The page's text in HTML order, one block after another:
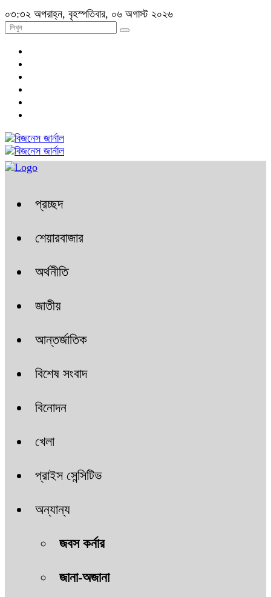
০৩:৩২ অপরাহ্ন, বৃহস্পতিবার, ০৬ অগাস্ট ২০২৬
প্রচ্ছদ
শেয়ারবাজার
অর্থনীতি
জাতীয়
আন্তর্জাতিক
বিশেষ সংবাদ
বিনোদন
খেলা
প্রাইস সেন্সিটিভ
অন্যান্য
জবস কর্নার
জানা-অজানা